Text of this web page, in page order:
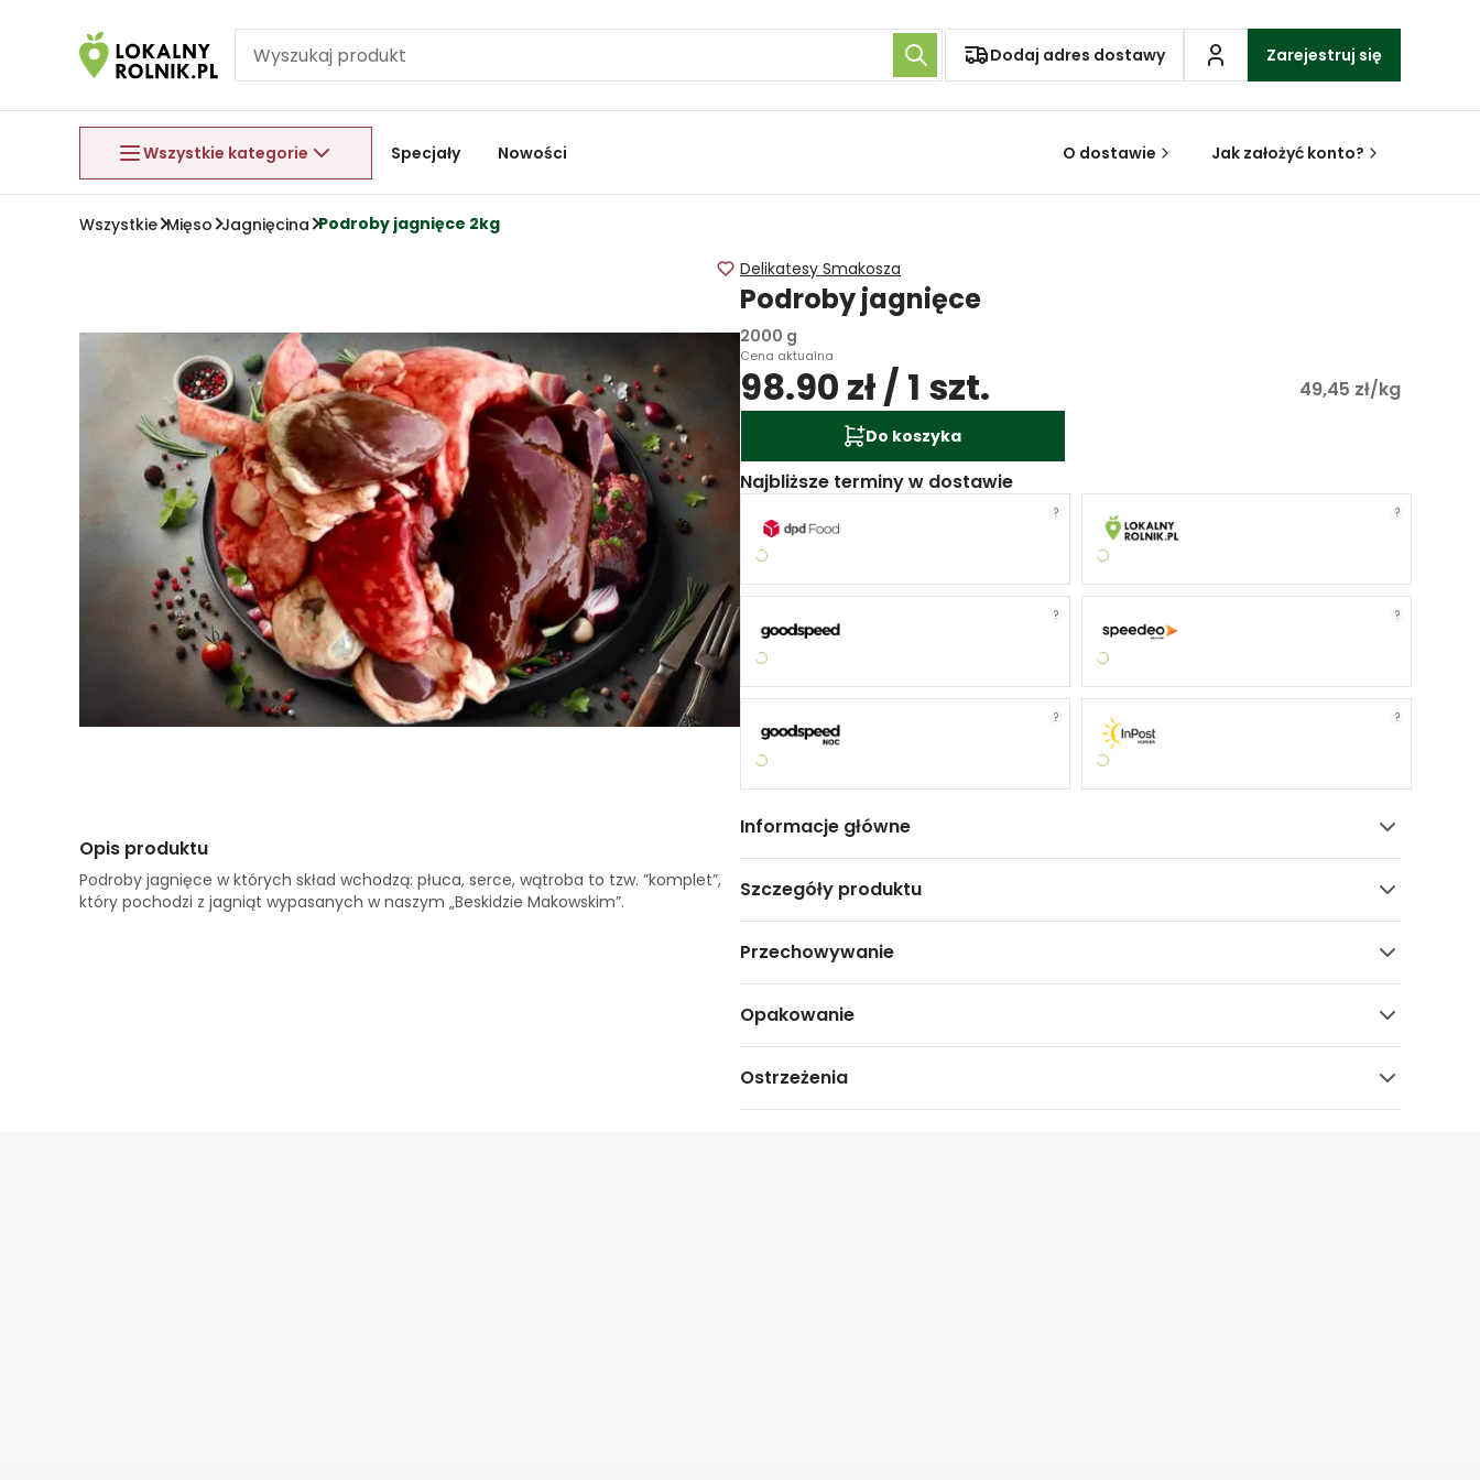
Dodaj adres dostawy Zarejestruj się
Wszystkie kategorie
Aby wyjść z menu, naciśnij przycisk Esc.
Specjały
Nowości O dostawie Jak założyć konto?
Wszystkie Mięso Jagnięcina Podroby jagnięce 2kg
Opis produktu
Podroby jagnięce w których skład wchodzą: płuca, serce, wątroba to tzw. ”komplet”,
który pochodzi z jagniąt wypasanych w naszym „Beskidzie Makowskim”.
Delikatesy Smakosza
Podroby jagnięce
2000 g
Cena aktualna
98.90 zł / 1 szt. 49,45 zł/kg
Do koszyka
Najbliższe terminy w dostawie
? ?
? ?
? ?
Informacje główne
Szczegóły produktu
Przechowywanie
Opakowanie
Ostrzeżenia